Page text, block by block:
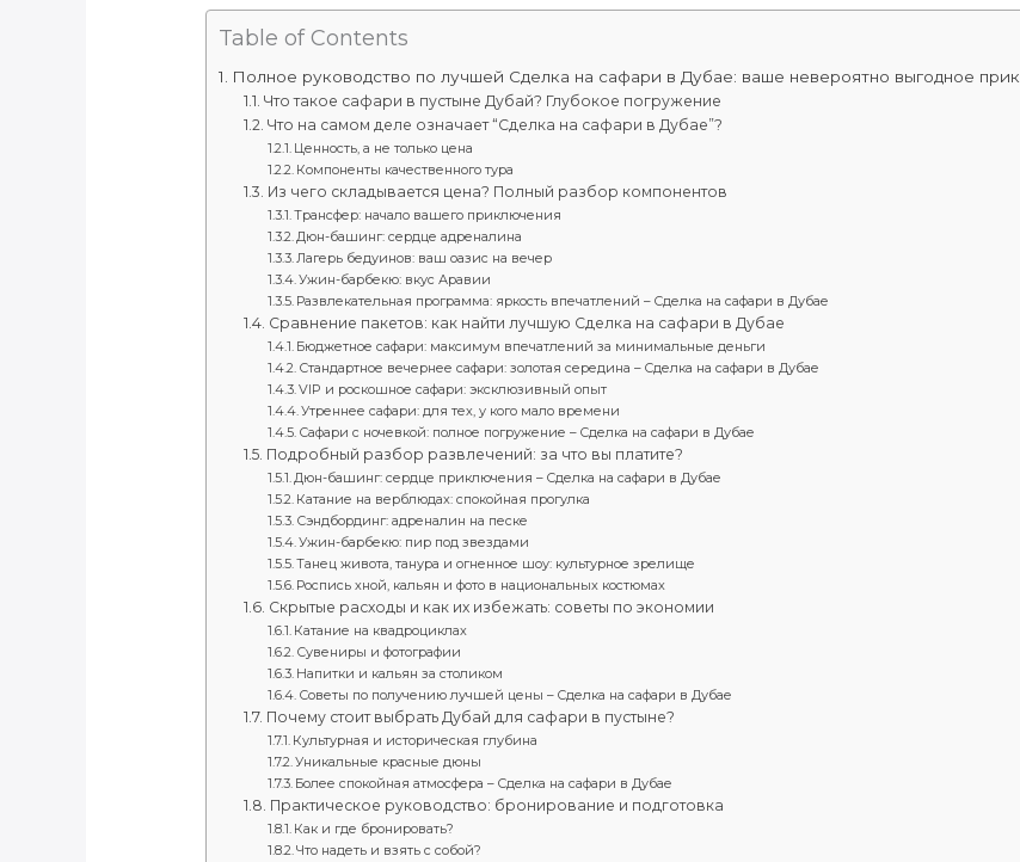
Table of Contents
Полное руководство по лучшей Сделка на сафари в Дубае: ваше невероятно выгодное
Что такое сафари в пустыне Дубай? Глубокое погружение
Что на самом деле означает “Сделка на сафари в Дубае”?
Ценность, а не только цена
Компоненты качественного тура
Из чего складывается цена? Полный разбор компонентов
Трансфер: начало вашего приключения
Дюн-башинг: сердце адреналина
Лагерь бедуинов: ваш оазис на вечер
Ужин-барбекю: вкус Аравии
Развлекательная программа: яркость впечатлений – Сделка на сафари в Дубае
Сравнение пакетов: как найти лучшую Сделка на сафари в Дубае
Бюджетное сафари: максимум впечатлений за минимальные деньги
Стандартное вечернее сафари: золотая середина – Сделка на сафари в Дубае
VIP и роскошное сафари: эксклюзивный опыт
Утреннее сафари: для тех, у кого мало времени
Сафари с ночевкой: полное погружение – Сделка на сафари в Дубае
Подробный разбор развлечений: за что вы платите?
Дюн-башинг: сердце приключения – Сделка на сафари в Дубае
Катание на верблюдах: спокойная прогулка
Сэндбординг: адреналин на песке
Ужин-барбекю: пир под звездами
Танец живота, танура и огненное шоу: культурное зрелище
Роспись хной, кальян и фото в национальных костюмах
Скрытые расходы и как их избежать: советы по экономии
Катание на квадроциклах
Сувениры и фотографии
Напитки и кальян за столиком
Советы по получению лучшей цены – Сделка на сафари в Дубае
Почему стоит выбрать Дубай для сафари в пустыне?
Культурная и историческая глубина
Уникальные красные дюны
Более спокойная атмосфера – Сделка на сафари в Дубае
Практическое руководство: бронирование и подготовка
Как и где бронировать?
Что надеть и взять с собой?